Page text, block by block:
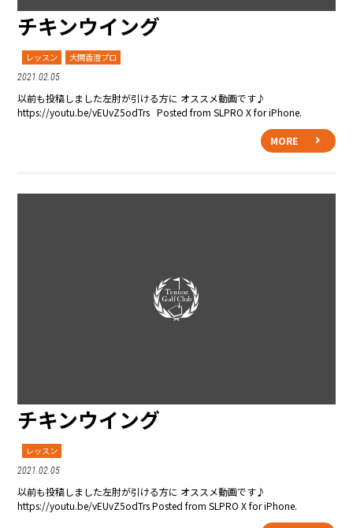
チキンウイング
レッスン 大関香澄プロ
2021.02.05
以前も投稿しました左肘が引ける方に オススメ動画です♪
https://youtu.be/vEUvZ5odTrs Posted from SLPRO X for iPhone.
MORE
チキンウイング
レッスン
2021.02.05
以前も投稿しました左肘が引ける方に オススメ動画です♪
https://youtu.be/vEUvZ5odTrs Posted from SLPRO X for iPhone.